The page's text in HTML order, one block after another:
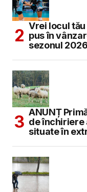
Vrei locul
pus în
sezonul
ANUNȚ
de închiriere
situate în